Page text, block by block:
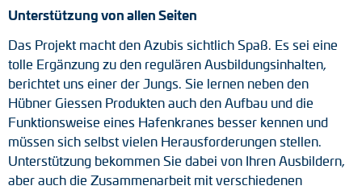
Unterstützung von allen Seiten
Das Projekt macht den Azubis sichtlich Spaß. Es sei eine
tolle Ergänzung zu den regulären Ausbildungsinhalten,
berichtet uns einer der Jungs. Sie lernen neben den
Hübner Giessen Produkten auch den Aufbau und die
Funktionsweise eines Hafenkranes besser kennen und
müssen sich selbst vielen Herausforderungen stellen.
Unterstützung bekommen Sie dabei von Ihren Ausbildern,
aber auch die Zusammenarbeit mit verschiedenen